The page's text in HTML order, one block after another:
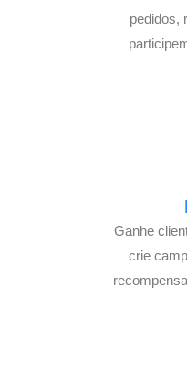
pedidos,
Ganhe
crie